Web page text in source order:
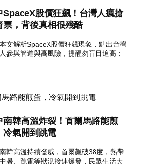
SpaceX股價狂飆！台灣人瘋搶
票，背後真相很殘酷
文解析SpaceX股價狂飆現象，點出台灣
參與管道與高風險，提醒勿盲目追高；
南韓高溫炸裂！首爾馬路能煎
冷氣開到跳電
韓高溫持續發威，首爾飆破38度，熱帶
暑、跳電等狀況接連爆發，民眾生活大